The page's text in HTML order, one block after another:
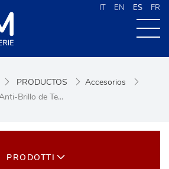
IT EN ES FR
PRODUCTOS
Accesorios
Brillo de Te...
PRODOTTI